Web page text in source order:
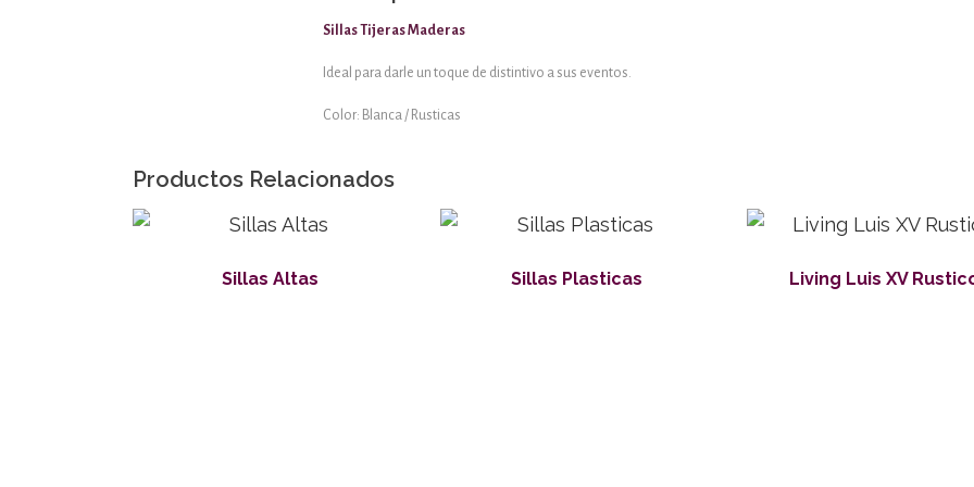
Sillas Tijeras Maderas
Ideal para darle un toque de distintivo a sus eventos.
Color: Blanca / Rusticas
Productos Relacionados
Sillas Altas Sillas Plasticas Living Luis XV